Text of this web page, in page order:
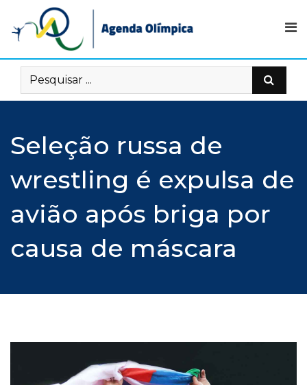
content
Seleção russa de
wrestling é expulsa de
avião após briga por
causa de máscara